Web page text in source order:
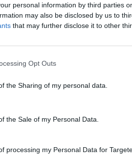
personal information by third parties
may also be disclosed by us to
that may further disclose it to other
Opt Outs
the Sharing of my personal data.
the Sale of my Personal Data.
processing my Personal Data for
kina (http://www.kinopribram.eu/),
318 625 691.